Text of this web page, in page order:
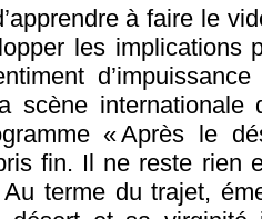
à faire le
les implications
scène internationale
«Après le
fin. Il ne reste rien
terme du trajet,